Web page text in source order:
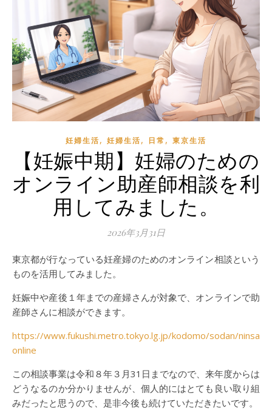
妊婦生活, 妊婦生活, 日常 , 東京生活
【妊娠中期】妊婦のための
オンライン助産師相談を利
用してみました。
2026年3月31日
東京都が行なっている妊産婦のためのオンライン相談という
ものを活用してみました。
妊娠中や産後１年までの産婦さんが対象で、オンラインで助
産師さんに相談ができます。
https://www.fukushi.metro.tokyo.lg.jp/kodomo/sodan/
online
この相談事業は令和８年３月31日までなので、来年度からは
どうなるのか分かりませんが、個人的にはとても良い取り組
みだったと思うので、是非今後も続けていただきたいです。